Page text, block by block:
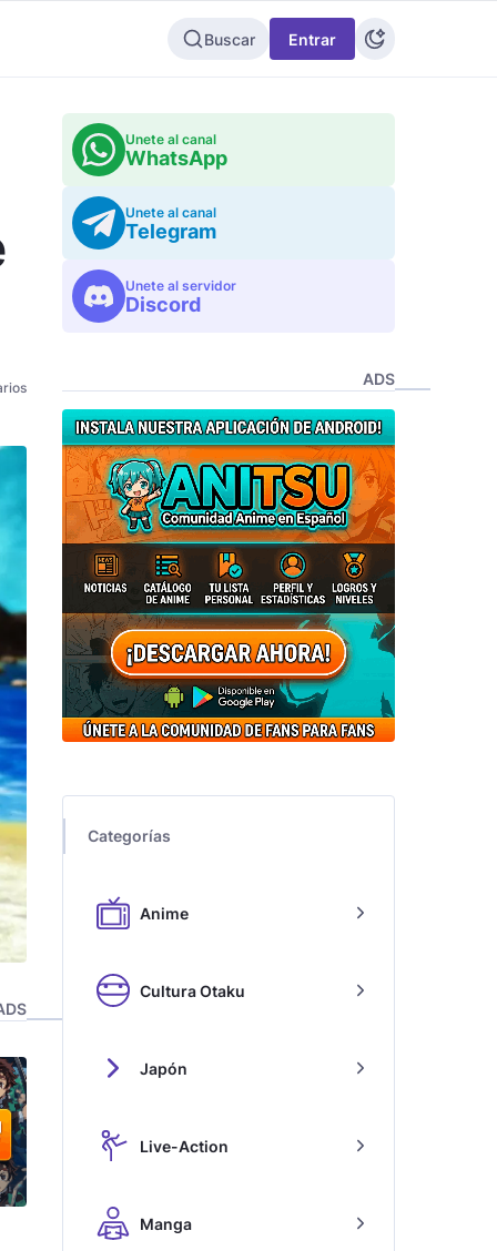
Buscar Entrar
Unete al canal
WhatsApp
Unete al canal
Telegram
Unete al servidor
Discord
ADS
Categorías
Anime
Cultura Otaku
Japón
Live-Action
Manga